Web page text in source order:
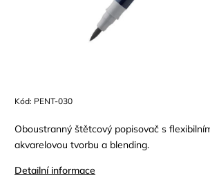
Kód: PENT-030
Oboustranný štětcový popisovač s
akvarelovou tvorbu a blending.
Detailní informace